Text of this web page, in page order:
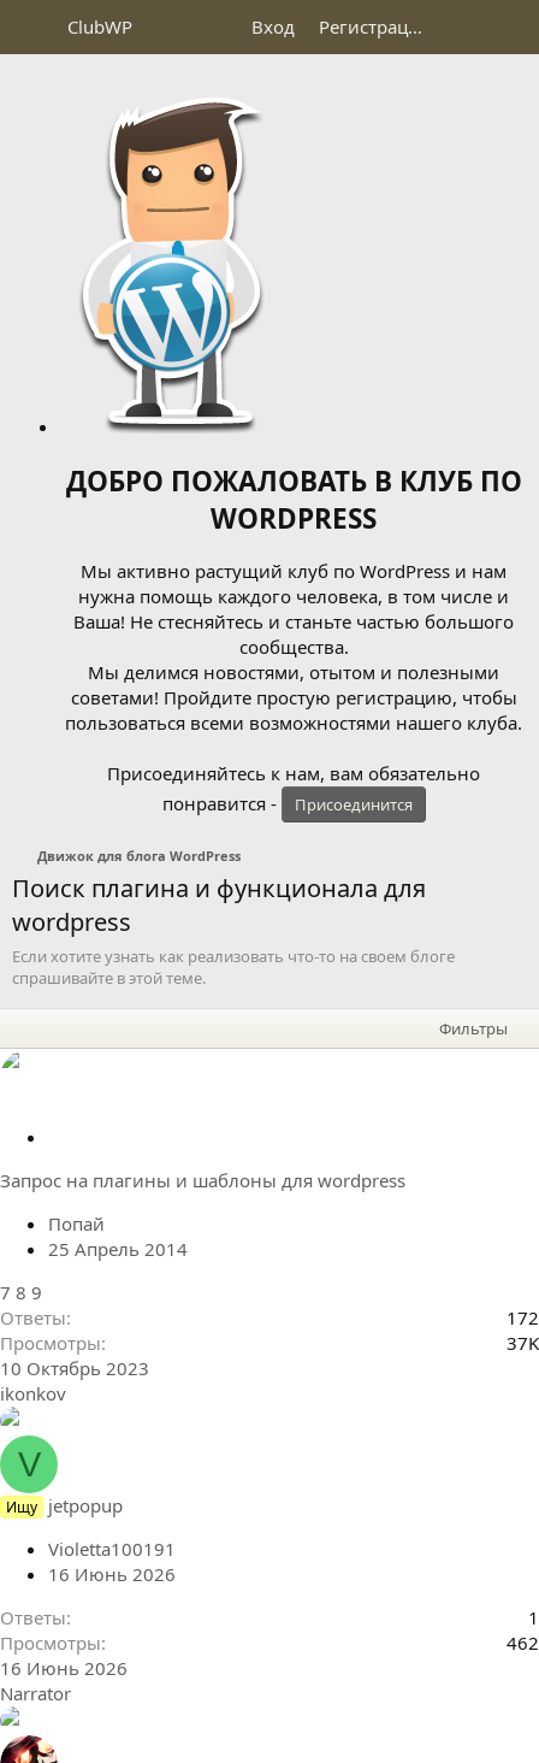
ClubWP Вход Регистрация
ДОБРО ПОЖАЛОВАТЬ В КЛУБ ПО
WORDPRESS
Мы активно растущий клуб по WordPress и нам
нужна помощь каждого человека, в том числе и
Ваша! Не стесняйтесь и станьте частью большого
сообщества.
Мы делимся новостями, отытом и полезными
советами! Пройдите простую регистрацию, чтобы
пользоваться всеми возможностями нашего клуба.
Присоединяйтесь к нам, вам обязательно
понравится -
Присоединится
Движок для блога WordPress
Поиск плагина и функционала для
wordpress
Если хотите узнать как реализовать что-то на своем блоге
спрашивайте в этой теме.
Фильтры
к
е
п
е
н
о
Запрос на плагины и шаблоны для wordpress
Попай
25 Апрель 2014
7 8 9
Ответы
172
Просмотры
37K
10 Октябрь 2023
ikonkov
V
Ищу jetpopup
Violetta100191
16 Июнь 2026
Ответы
1
Просмотры
462
16 Июнь 2026
Narrator